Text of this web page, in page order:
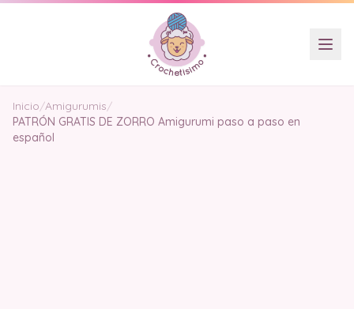
Inicio/Amigurumis/
PATRÓN GRATIS DE ZORRO Amigurumi paso a paso en
español